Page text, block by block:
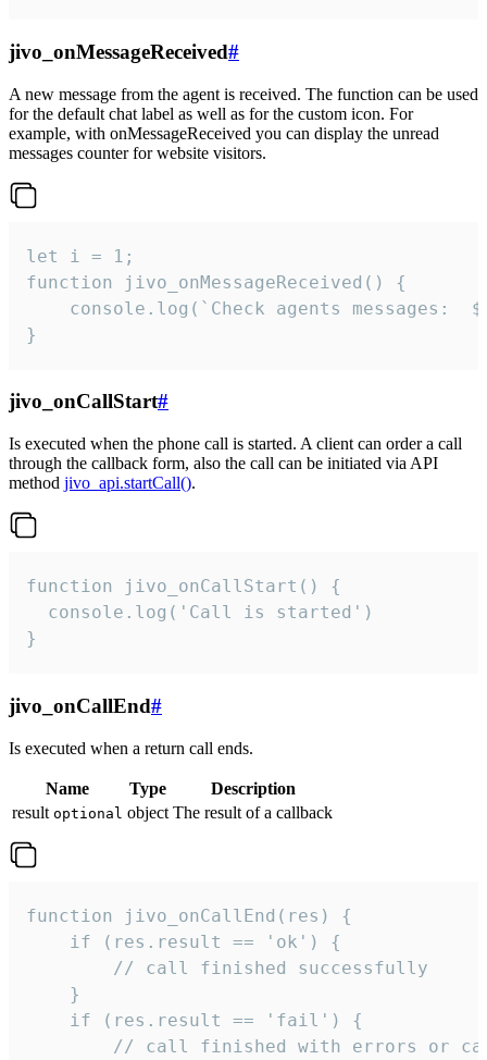
jivo_onMessageReceived#
A new message from the agent is received. The function can be used
for the default chat label as well as for the custom icon. For
example, with onMessageReceived you can display the unread
messages counter for website visitors.
let i = 1;
function jivo_onMessageReceived() {
}
jivo_onCallStart#
Is executed when the phone call is started. A client can order a call
through the callback form, also the call can be initiated via API
method jivo_api.startCall().
function jivo_onCallStart() {
  console.log('Call is started')
}
jivo_onCallEnd#
Is executed when a return call ends.
Name Type
Description
result optional object The result of a callback
function jivo_onCallEnd(res) {
    if (res.result == 'ok') {
        // call finished successfully
    }
    if (res.result == 'fail') {
// call finished with errors or